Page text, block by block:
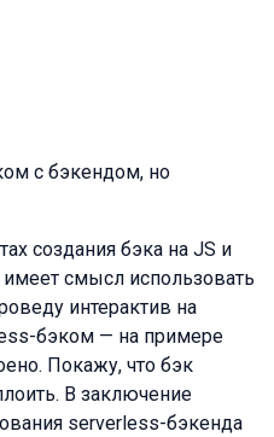
с бэкендом, но
создания бэка на JS и
смысл использовать
интерактив на
бэком — на примере
Покажу, что бэк
В заключение
serverless-бэкенда